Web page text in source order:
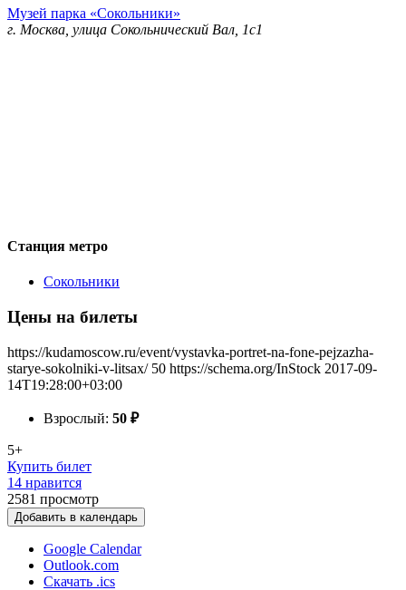
Музей парка «Сокольники»
г. Москва, улица Сокольнический Вал, 1с1
Станция метро
Сокольники
Цены на билеты
https://kudamoscow.ru/event/vystavka-portret-na-fone-pejzazha-
starye-sokolniki-v-litsax/ 50 https://schema.org/InStock 2017-09-
14T19:28:00+03:00
Взрослый: 50 ₽
5+
Купить билет
14 нравится
2581 просмотр
Добавить в календарь
Google Calendar
Outlook.com
Скачать .ics